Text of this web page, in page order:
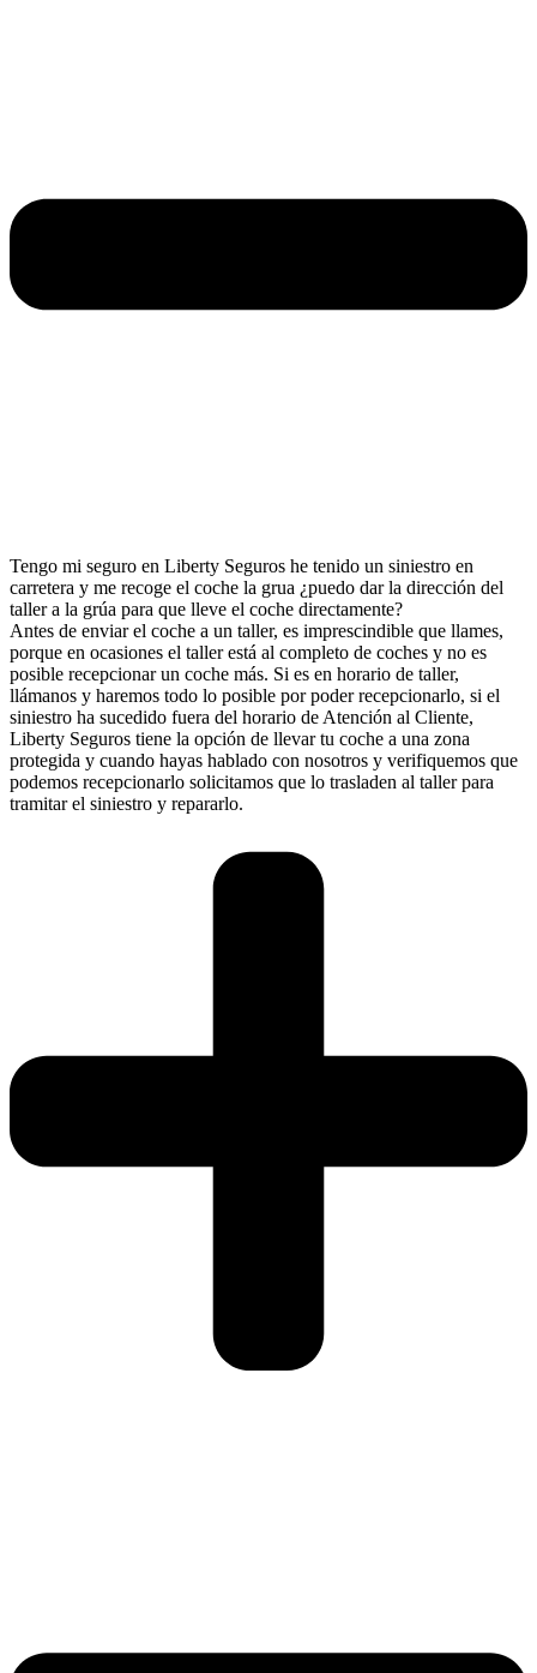
Tengo mi seguro en Liberty Seguros he tenido un siniestro en
carretera y me recoge el coche la grua ¿puedo dar la dirección del
taller a la grúa para que lleve el coche directamente?
Antes de enviar el coche a un taller, es imprescindible que llames,
porque en ocasiones el taller está al completo de coches y no es
posible recepcionar un coche más. Si es en horario de taller,
llámanos y haremos todo lo posible por poder recepcionarlo, si el
siniestro ha sucedido fuera del horario de Atención al Cliente,
Liberty Seguros tiene la opción de llevar tu coche a una zona
protegida y cuando hayas hablado con nosotros y verifiquemos que
podemos recepcionarlo solicitamos que lo trasladen al taller para
tramitar el siniestro y repararlo.